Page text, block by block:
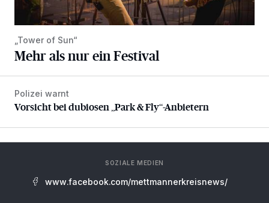
„Tower of Sun“
Mehr als nur ein Festival
Vorsicht bei dubiosen „Park & Fly“-Anbietern
Polizei warnt
Vorsicht bei dubiosen „Park & Fly“-Anbietern
SOZIALE MEDIEN
www.facebook.com/mettmannerkreisnews/